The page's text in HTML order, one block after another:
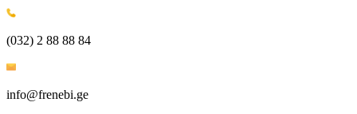
(032) 2 88 88 84
info@frenebi.ge